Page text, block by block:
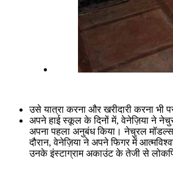
उसे यात्रा करना और खरीदारी करना भी
अपने हाई स्कूल के दिनों में, वेनेज़िया ने
अपना पहला अनुबंध किया। नेचुरल
दौरान, वेनेज़िया ने अपने फिगर में
उनके इंस्टाग्राम अकाउंट के तेजी से